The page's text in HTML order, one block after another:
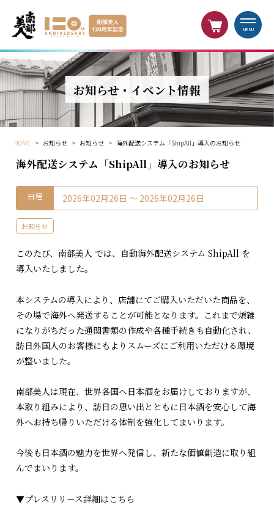
MENU
お知らせ・イベント情報
HOME > お知らせ > お知らせ > 海外配送システム「ShipAll」導入のお知らせ
海外配送システム「ShipAll」導入のお知らせ
日程 2026年02月26日 〜 2026年02月26日
お知らせ
このたび、 南部美人 では、自動海外配送システムShipAll を
導入いたしました。
本システムの導入により、店舗にてご購入いただいた商品を、
その場で海外へ発送することが可能となります。これまで煩雑
になりがちだった通関書類の作成や各種手続きも自動化され、
訪日外国人のお客様にもよりスムーズにご利用いただける環境
が整いました。
南部美人は現在、世界各国へ日本酒をお届けしておりますが、
本取り組みにより、訪日の思い出とともに日本酒を安心して海
外へお持ち帰りいただける体制を強化してまいります。
今後も日本酒の魅力を世界へ発信し、新たな価値創造に取り組
んでまいります。
▼プレスリリース詳細はこちら